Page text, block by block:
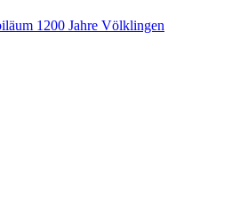
1200 Jahre Völklingen